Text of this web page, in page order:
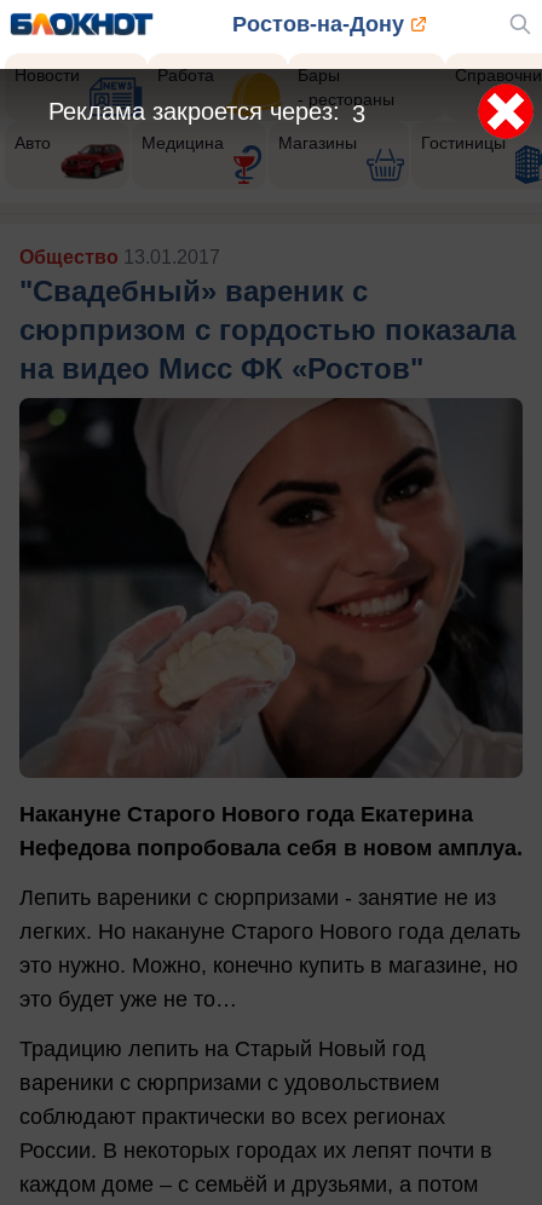
Ростов-на-Дону
Новости Работа
Бары
- рестораны
Авто Медицина Магазины Гостиницы
Общество 13.01.2017
"Свадебный» вареник с
сюрпризом с гордостью показала
на видео Мисс ФК «Ростов"
Накануне Старого Нового года Екатерина
Нефедова попробовала себя в новом амплуа.
Лепить вареники с сюрпризами - занятие не из
легких. Но накануне Старого Нового года делать
это нужно. Можно, конечно купить в магазине, но
это будет уже не то…
Традицию лепить на Старый Новый год
вареники с сюрпризами с удовольствием
соблюдают практически во всех регионах
России. В некоторых городах их лепят почти в
каждом доме – с семьёй и друзьями, а потом
1
Реклама закроется через: